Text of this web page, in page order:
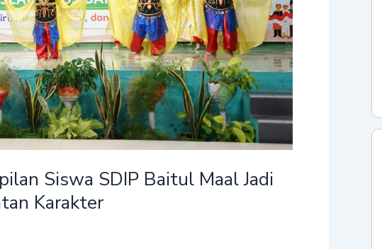
Siswa SDIP Baitul Maal Jadi
Karakter